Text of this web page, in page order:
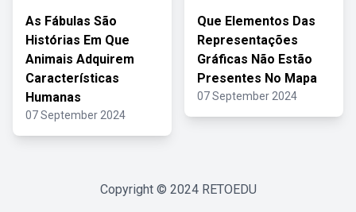
As Fábulas São
Histórias Em Que
Animais Adquirem
Características
Humanas
07 September 2024
Que Elementos Das
Representações
Gráficas Não Estão
Presentes No Mapa
07 September 2024
Copyright © 2024 RETOEDU